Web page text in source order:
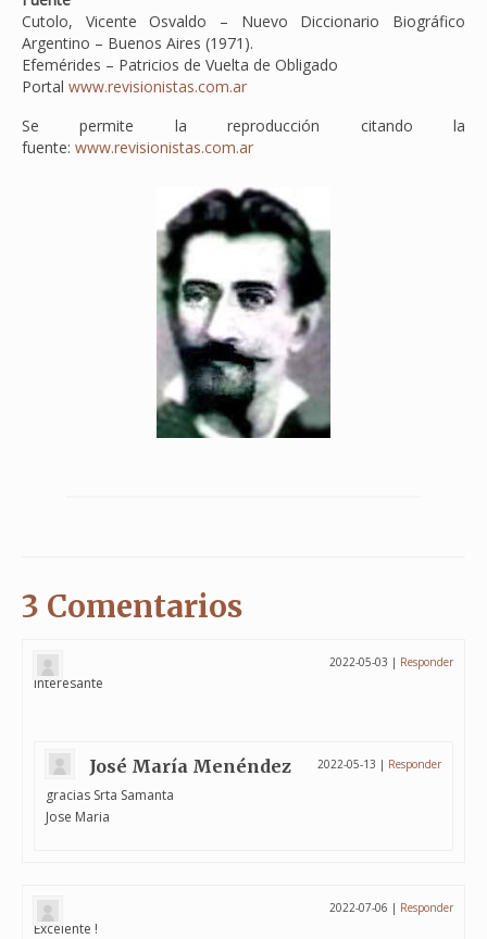
Cutolo, Vicente Osvaldo – Nuevo Diccionario Biográfico
Argentino – Buenos Aires (1971).
Efemérides – Patricios de Vuelta de Obligado
Portal www.revisionistas.com.ar
Se permite la reproducción citando la
fuente: www.revisionistas.com.ar
3 Comentarios
2022-05-03 | Responder
interesante
José María Menéndez 2022-05-13 | Responder
gracias Srta Samanta
Jose Maria
2022-07-06 | Responder
Excelente !